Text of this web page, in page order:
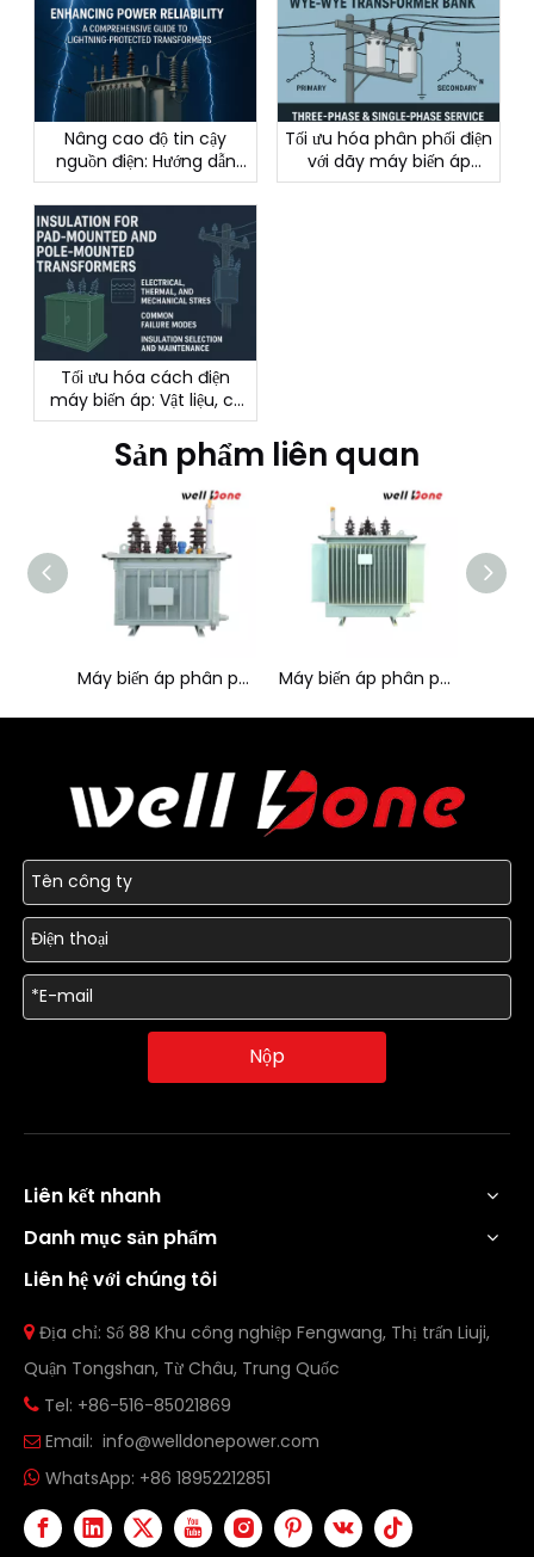
Nâng cao độ tin cậy
nguồn điện: Hướng dẫn
toàn diện về máy biến áp
chống sét
Tối ưu hóa phân phối điện
với dãy máy biến áp
Wye–Wye: Thiết kế, hiệu
Tối ưu hóa cách điện
máy biến áp: Vật liệu, cơ
chế và bảo trì
Sản phẩm liên quan
Máy biến áp phân phối tổn thất thấp ba pha 10KV 250KVA Máy biến áp phân phối tổn thất thấp ba pha 10KV 315KVA
Nộp
Liên kết nhanh
Danh mục sản phẩm
Liên hệ với chúng tôi
 Địa chỉ: Số 88 Khu công nghiệp Fengwang, Thị trấn Liuji,
Quận Tongshan, Từ Châu, Trung Quốc
 Tel: +86-516-85021869
 Email: info@welldonepower.com
 WhatsApp: +86 18952212851